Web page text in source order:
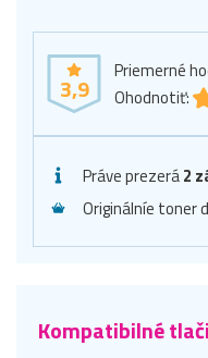
3,9
Priemerné
Ohodnotiť:
Práve prezerá2
Originálníe toner
Kompatibilné